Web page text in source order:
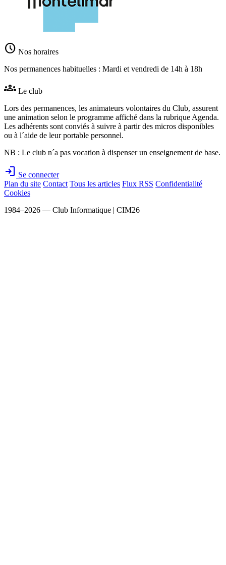
schedule Nos horaires
Nos permanences habituelles : Mardi et vendredi de 14h à 18h
groups Le club
Lors des permanences, les animateurs volontaires du Club, assurent
une animation selon le programme affiché dans la rubrique Agenda.
Les adhérents sont conviés à suivre à partir des micros disponibles
ou à l´aide de leur portable personnel.
NB : Le club n´a pas vocation à dispenser un enseignement de base.
login Se connecter
Plan du site Contact Tous les articles Flux RSS Confidentialité
Cookies
1984–2026 — Club Informatique | CIM26